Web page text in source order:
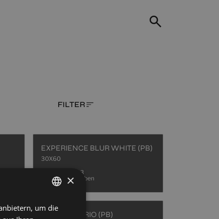
FILTER
EXPERIENCE BLUR WHITE (PB)
30X60
WHITE
+ 3
Farben
ICONIC AVORIO (PB)
SPANISH
×
um die